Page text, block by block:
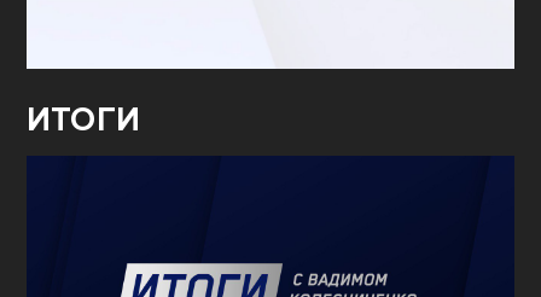
ИТОГИ